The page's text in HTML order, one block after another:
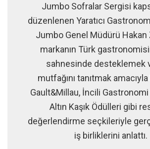
Jumbo Sofralar Sergisi
düzenlenen Yaratıcı
Jumbo Genel Müdürü Hakan
markanın Türk
sahnesinde desteklemek
mutfağını tanıtmak
Gault&Millau, İncili
Altın Kaşık Ödülleri gibi
değerlendirme seçkileriyle
iş birliklerini anlattı.